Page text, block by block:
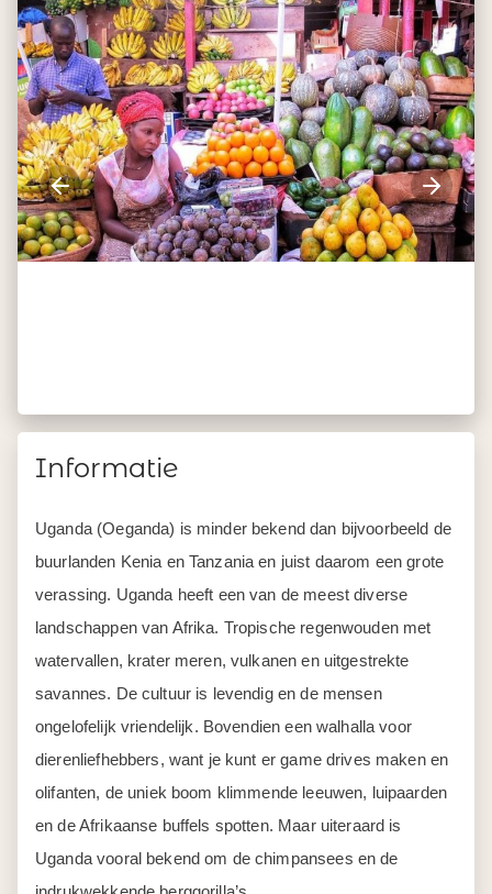
Informatie
Uganda (Oeganda) is minder bekend dan bijvoorbeeld de
buurlanden Kenia en Tanzania en juist daarom een grote
verassing. Uganda heeft een van de meest diverse
landschappen van Afrika. Tropische regenwouden met
watervallen, krater meren, vulkanen en uitgestrekte
savannes. De cultuur is levendig en de mensen
ongelofelijk vriendelijk. Bovendien een walhalla voor
dierenliefhebbers, want je kunt er game drives maken en
olifanten, de uniek boom klimmende leeuwen, luipaarden
en de Afrikaanse buffels spotten. Maar uiteraard is
Uganda vooral bekend om de chimpansees en de